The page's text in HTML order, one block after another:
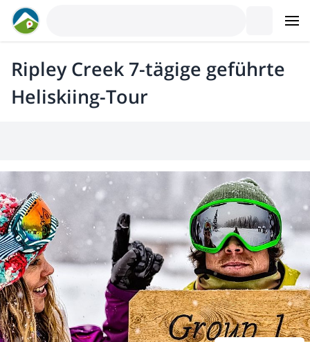
Ripley Creek 7-tägige geführte
Heliskiing-Tour